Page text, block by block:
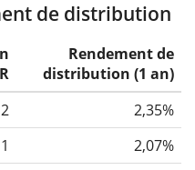
de distribution
Rendement de
distribution (1 an)
2,35%
2,07%